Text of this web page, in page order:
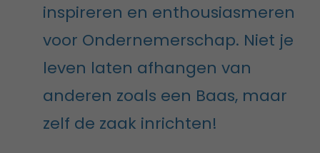
inspireren en enthousiasmeren
voor Ondernemerschap. Niet je
leven laten afhangen van
anderen zoals een Baas, maar
zelf de zaak inrichten!